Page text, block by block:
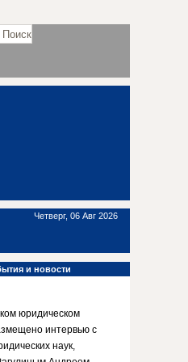
Четверг, 06 Авг 2026
и новости
юридическом
интервью с
наук,